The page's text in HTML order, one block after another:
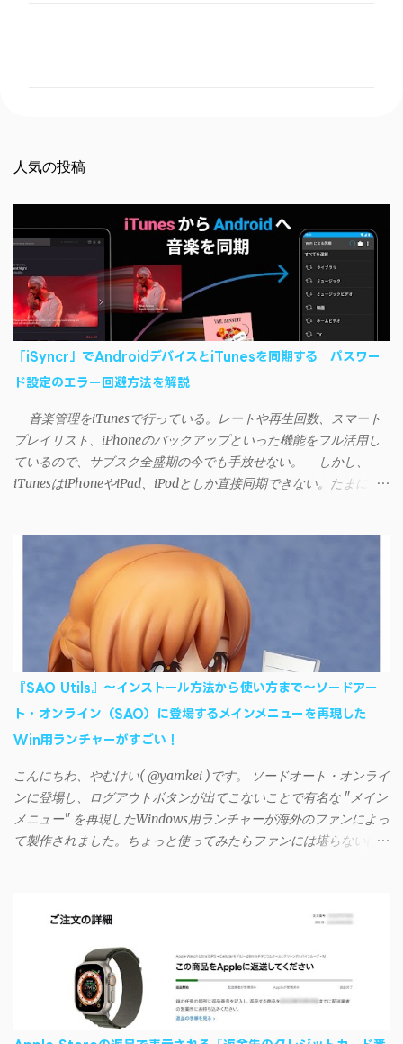
人気の投稿
「iSyncr」でAndroidデバイスとiTunesを同期する パスワー
ド設定のエラー回避方法を解説
音楽管理をiTunesで行っている。レートや再生回数、スマート
プレイリスト、iPhoneのバックアップといった機能をフル活用し
ているので、サブスク全盛期の今でも手放せない。 しかし、
iTunesはiPhoneやiPad、iPodとしか直接同期できない。たまに
ドパーティー製のアプリを PC と Androidデバイス それぞれにイン
ストールすれば、Wi-Fiや USB接続 を通じて同期できるようにな
る。私も 2012年頃にAndroidウォークマン を使い始めた頃から便
利に活用させてもらっていたのだが、2023年現在はiSyncrを使っ
て同期ができないという声を多数見かけるようになった。 具体
的には、PC側のiSyncrアプリで設定したパスワードをAndroidアプ
リに入力しようとすると、入力したパスワードが保存されず、い
つまでたっても再度入力を促されるというもの。 この不具合を
回避するには、次の手順が有効だ。 Androidデバイスの言語を英語
に設定する （念のため）再起動する iSyncrでパスワードを入力す
すれば完了 一度この手順を施せば、言語設定は日本語に戻して
もOKだ。これでWi-Fiを使った同期機能が使えるようになる。USB
接続による同期については、アプリに根本的な不具合が発生して
おり、現時点で使えないようだ。諦めよう。 今回の不具合につ
iSyncrを活用することで、Androidデバイスでもレート機能や再生
ートフォンに移行したい場合に役立つはずだ。
『SAO Utils』～インストール方法から使い方まで～ソードアー
ト・オンライン（SAO）に登場するメインメニューを再現した
Win用ランチャーがすごい！
こんにちわ、やむけい( @yamkei )です。 ソードオート・オンライ
ンに登場し、ログアウトボタンが出てこないことで有名な "メイン
メニュー" を再現したWindows用ランチャーが海外のファンによっ
て製作されました。ちょっと使ってみたらファンには堪らないほ
す・・・。カッコイイ！！ 開発ページ（英語） gpbeta.com - The
SAO Utilities Project – development log インストール（導入）手順
1. 開発ページ のDownloadsの項目から自分のOSにあったファイル
をダウンロードする。 Windows（Windows2000, XP, Vista, Win7,
Win8）に対応です。 （ ◆自分のパソコンが 32 ビット版か 64 ビッ
ト版かを確認したい ） 2.ダウンロードしたファイルを解凍後、